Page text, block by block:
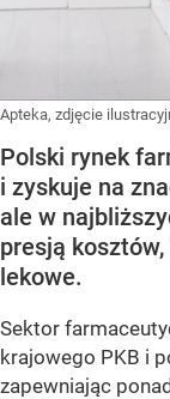
Apteka, zdjęcie
Polski rynek
i zyskuje na
ale w
presją
lekowe.
Sektor
krajowego PKB i
zapewniając